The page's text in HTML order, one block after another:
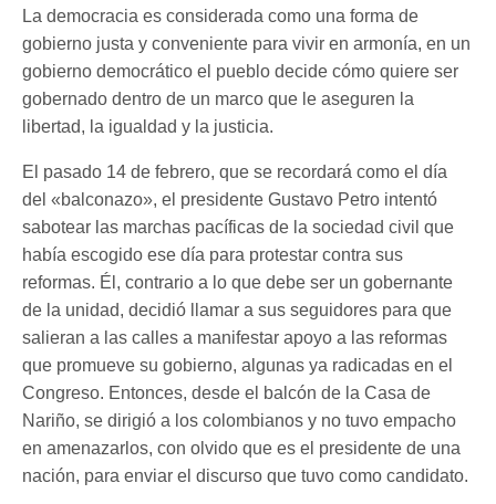
La democracia es considerada como una forma de
gobierno justa y conveniente para vivir en armonía, en un
gobierno democrático el pueblo decide cómo quiere ser
gobernado dentro de un marco que le aseguren la
libertad, la igualdad y la justicia.
El pasado 14 de febrero, que se recordará como el día
del «balconazo», el presidente Gustavo Petro intentó
sabotear las marchas pacíficas de la sociedad civil que
había escogido ese día para protestar contra sus
reformas. Él, contrario a lo que debe ser un gobernante
de la unidad, decidió llamar a sus seguidores para que
salieran a las calles a manifestar apoyo a las reformas
que promueve su gobierno, algunas ya radicadas en el
Congreso. Entonces, desde el balcón de la Casa de
Nariño, se dirigió a los colombianos y no tuvo empacho
en amenazarlos, con olvido que es el presidente de una
nación, para enviar el discurso que tuvo como candidato.